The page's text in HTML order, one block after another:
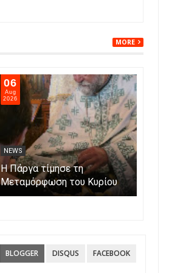
MORE
06
Aug
2026
NEWS
Η Πάργα τίμησε τη
Μεταμόρφωση του Κυρίου
BLOGGER DISQUS FACEBOOK